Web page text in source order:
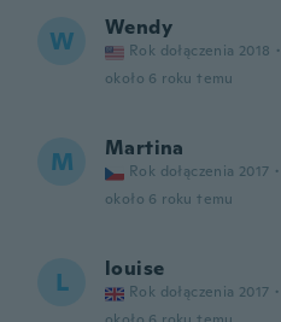
W Wendy
Rok dołączenia 2018 ·
około 6 roku temu
M Martina
Rok dołączenia 2017 ·
około 6 roku temu
L louise
Rok dołączenia 2017 ·